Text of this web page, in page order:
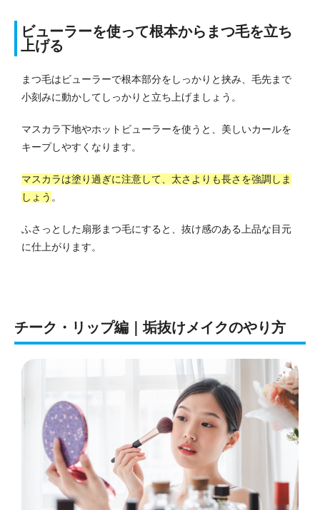
ビューラーを使って根本からまつ毛を立ち
上げる
まつ毛はビューラーで根本部分をしっかりと挟み、毛先まで
小刻みに動かしてしっかりと立ち上げましょう。
マスカラ下地やホットビューラーを使うと、美しいカールを
キープしやすくなります。
マスカラは塗り過ぎに注意して、太さよりも長さを強調しま
しょう 。
ふさっとした扇形まつ毛にすると、抜け感のある上品な目元
に仕上がります。
チーク・リップ編｜垢抜けメイクのやり方